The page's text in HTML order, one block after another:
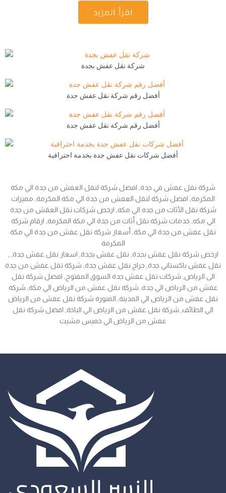
اقرأ المزيد
شركة نقل عفش بجدة
أفضل رقم شركة نقل عفش جدة
أفضل رقم شركة نقل عفش جدة
أفضل شركات نقل عفش جدة بخدمة احترافية
شركة نقل عفش في جدة, افضل شركة لنقل العفش من جدة الي مكة
المكرمة, افضل شركة لنقل العفش من جدة الي مكة المكرمة, مميزات
شركة نقل الأثاث من جده الي مكه, ارخص شركات نقل العفش من جدة
الي مكه, خدمات شركة نقل أثاث من جدة الي مكة المكرمة, ارقام شركة
نقل عفش من جدة الي مكة, أسعار شركة نقل عفش من جدة الي مكة
المكرمة
, ارخص شركة نقل عفش بجدة, نقل عفش بجدة, اسعار نقل عفش جدة,
نقل عفش باكستاني جدة, حراج نقل عفش جدة, شركة نقل عفش من جدة
الى الرياض, شركات نقل عفش جدة السوق المفتوح, افضل شركة نقل
عفش من الرياض الي جدة, شركة نقل عفش من الرياض الي مكة, شركة
نقل عفش من الرياض الي المدينة, المنورة شركة نقل عفش من الرياض
الي الطائف, شركة نقل عفش من الرياض الي الباحة, افضل شركة نقل
عفش من الرياض الي خميس مشيت